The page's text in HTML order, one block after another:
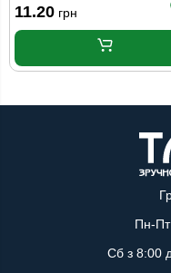
11.20 грн
Пн-
Сб з 8:00